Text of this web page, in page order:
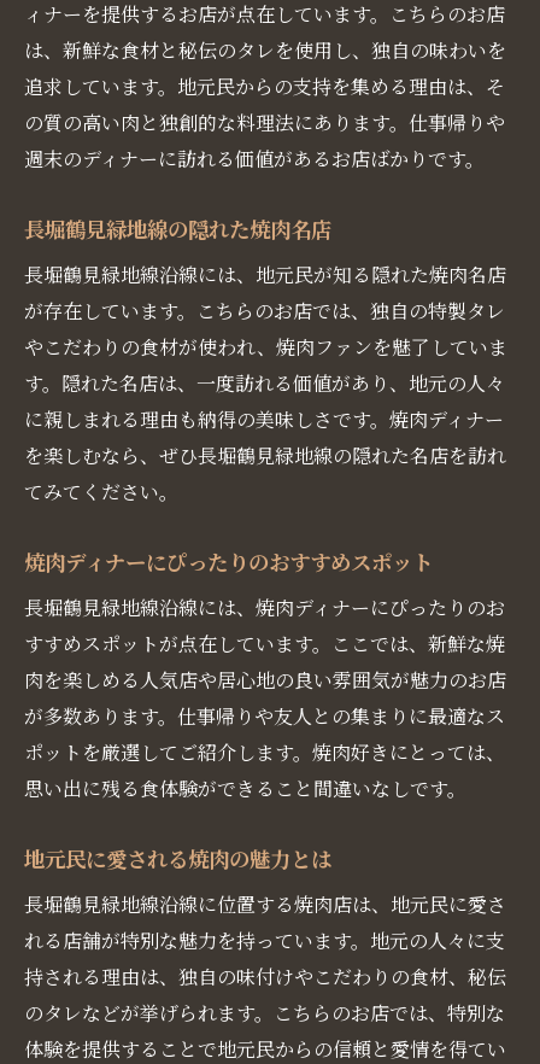
地元民が通う焼肉店の秘密
長堀鶴見緑地線で発見！絶品焼肉店
行列ができる焼肉店の魅力
仕事帰りに寄りたい長堀鶴見緑地線の焼肉スポ
仕事帰りに最適な焼肉ディナー
長堀鶴見緑地線でリフレッシュできる焼肉
店
仕事疲れも吹き飛ぶ焼肉スポット
同僚と楽しむ焼肉ディナー
長堀鶴見緑地線沿線の便利な焼肉店
アフター5にぴったりの焼肉スポット
ディナー
家族で楽しむ焼肉ディナーのポイント
友人と盛り上がる焼肉店
長堀鶴見緑地線で家族連れに人気の焼肉店
友人とシェアできる焼肉メニュー
家族で訪れる焼肉店のおすすめ
長堀鶴見緑地線沿線での楽しい焼肉ディナ
名店
秘伝のタレが自慢の焼肉店
長堀鶴見緑地線で味わう極上のタレ
タレの秘密を探る！焼肉名店
ィナーを提供するお店が点在しています。こちらのお店
は、新鮮な食材と秘伝のタレを使用し、独自の味わいを
追求しています。地元民からの支持を集める理由は、そ
の質の高い肉と独創的な料理法にあります。仕事帰りや
週末のディナーに訪れる価値があるお店ばかりです。
長堀鶴見緑地線の隠れた焼肉名店
長堀鶴見緑地線沿線には、地元民が知る隠れた焼肉名店
が存在しています。こちらのお店では、独自の特製タレ
やこだわりの食材が使われ、焼肉ファンを魅了していま
す。隠れた名店は、一度訪れる価値があり、地元の人々
に親しまれる理由も納得の美味しさです。焼肉ディナー
を楽しむなら、ぜひ長堀鶴見緑地線の隠れた名店を訪れ
てみてください。
焼肉ディナーにぴったりのおすすめスポット
長堀鶴見緑地線沿線には、焼肉ディナーにぴったりのお
すすめスポットが点在しています。ここでは、新鮮な焼
肉を楽しめる人気店や居心地の良い雰囲気が魅力のお店
が多数あります。仕事帰りや友人との集まりに最適なス
ポットを厳選してご紹介します。焼肉好きにとっては、
思い出に残る食体験ができること間違いなしです。
地元民に愛される焼肉の魅力とは
長堀鶴見緑地線沿線に位置する焼肉店は、地元民に愛さ
れる店舗が特別な魅力を持っています。地元の人々に支
持される理由は、独自の味付けやこだわりの食材、秘伝
のタレなどが挙げられます。こちらのお店では、特別な
体験を提供することで地元民からの信頼と愛情を得てい